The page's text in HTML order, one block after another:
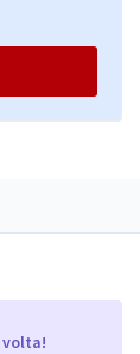
volta!